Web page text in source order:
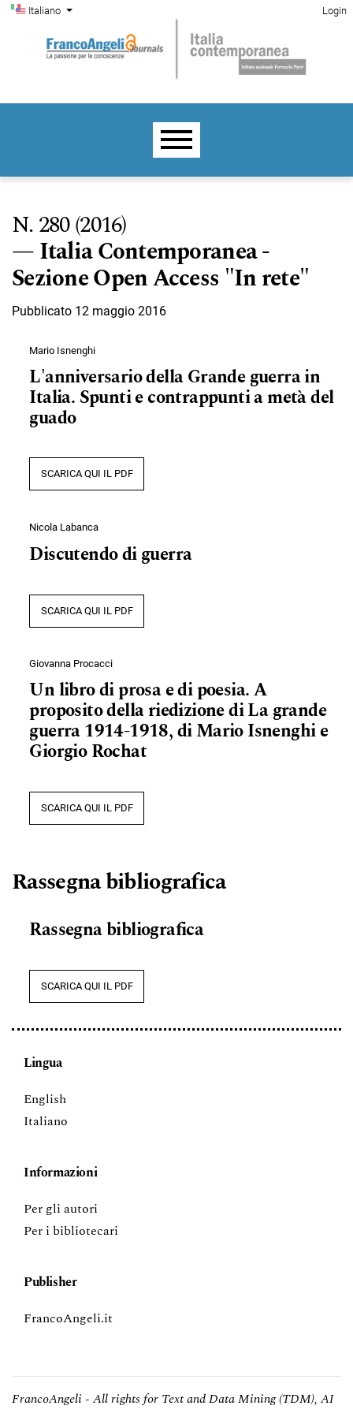
Salta al menu principale di navigazione
Salta al contenuto principale
Salta al piè di pagina del sito
Cambia la lingua. La lingua corrente è:
Italiano
Menu di amministrazione Login
Menu principale
N. 280 (2016)
Italia Contemporanea -
Sezione Open Access "In rete"
Pubblicato 12 maggio 2016
Mario Isnenghi
L'anniversario della Grande guerra in
Italia. Spunti e contrappunti a metà del
guado
SCARICA QUI IL PDF
Nicola Labanca
Discutendo di guerra
SCARICA QUI IL PDF
Giovanna Procacci
Un libro di prosa e di poesia. A
proposito della riedizione di La grande
guerra 1914-1918, di Mario Isnenghi e
Giorgio Rochat
SCARICA QUI IL PDF
Rassegna bibliografica
Rassegna bibliografica
SCARICA QUI IL PDF
Lingua
English
Italiano
Informazioni
Per gli autori
Per i bibliotecari
Publisher
FrancoAngeli.it
FrancoAngeli - All rights for Text and Data Mining (TDM), AI